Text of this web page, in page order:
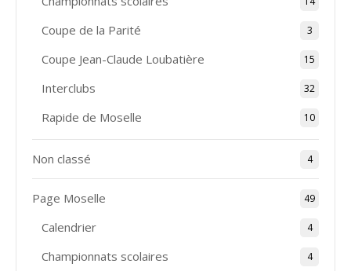
Coupe de la Parité 3
Coupe Jean-Claude Loubatière 15
Interclubs 32
Rapide de Moselle 10
Non classé 4
Page Moselle 49
Calendrier 4
Championnats scolaires 4